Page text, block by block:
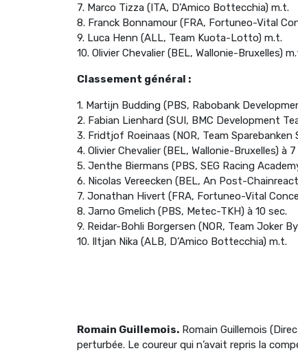
7. Marco Tizza (ITA, D’Amico Bottecchia) m.t.
8. Franck Bonnamour (FRA, Fortuneo-Vital
9. Luca Henn (ALL, Team Kuota-Lotto) m.t.
10. Olivier Chevalier (BEL, Wallonie-Bruxelles)
Classement général :
1. Martijn Budding (PBS, Rabobank
2. Fabian Lienhard (SUI, BMC Development
3. Fridtjof Roeinaas (NOR, Team Sparebanken
4. Olivier Chevalier (BEL, Wallonie-Bruxelles) à 7
5. Jenthe Biermans (PBS, SEG Racing
6. Nicolas Vereecken (BEL, An Post-
7. Jonathan Hivert (FRA, Fortuneo-Vital
8. Jarno Gmelich (PBS, Metec-TKH) à 10 sec.
9. Reidar-Bohli Borgersen (NOR, Team Joker
10. Iltjan Nika (ALB, D’Amico Bottecchia) m.t.
Romain Guillemois. Romain Guillemois
perturbée. Le coureur qui n’avait repris la